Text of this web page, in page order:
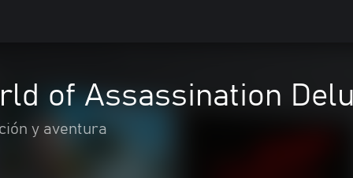
of Assassination
y aventura